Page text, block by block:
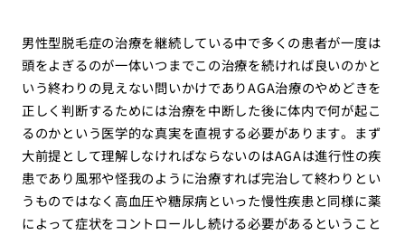
男性型脱毛症の治療を継続している中で多くの患者が一度は
頭をよぎるのが一体いつまでこの治療を続ければ良いのかと
いう終わりの見えない問いかけでありAGA治療のやめどきを
正しく判断するためには治療を中断した後に体内で何が起こ
るのかという医学的な真実を直視する必要があります。まず
大前提として理解しなければならないのはAGAは進行性の疾
患であり風邪や怪我のように治療すれば完治して終わりとい
うものではなく高血圧や糖尿病といった慢性疾患と同様に薬
によって症状をコントロールし続ける必要があるということ